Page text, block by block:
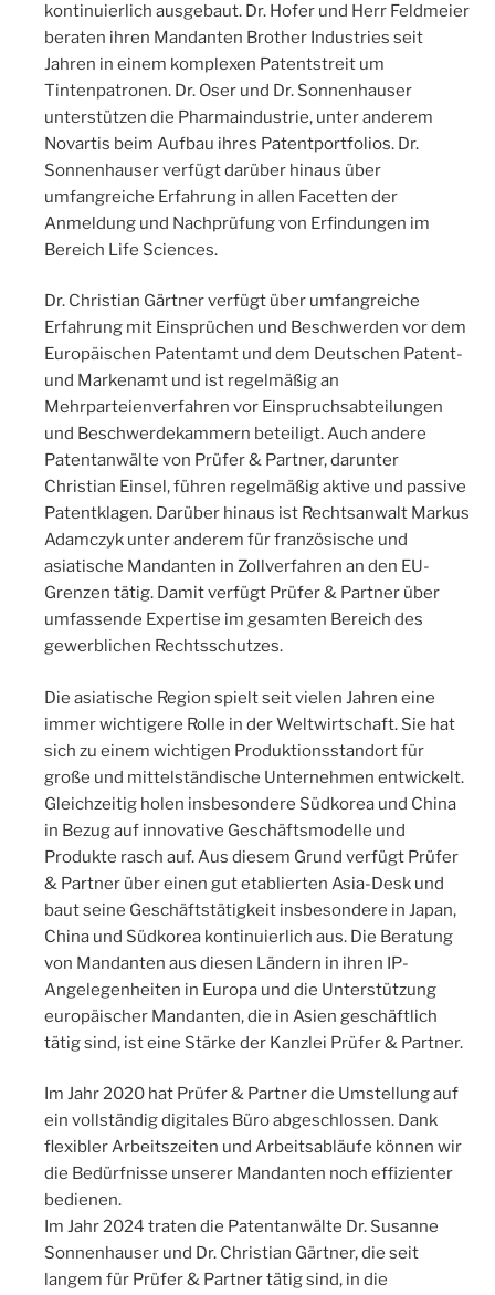
kontinuierlich ausgebaut. Dr. Hofer und Herr Feldmeier
beraten ihren Mandanten Brother Industries seit
Jahren in einem komplexen Patentstreit um
Tintenpatronen. Dr. Oser und Dr. Sonnenhauser
unterstützen die Pharmaindustrie, unter anderem
Novartis beim Aufbau ihres Patentportfolios. Dr.
Sonnenhauser verfügt darüber hinaus über
umfangreiche Erfahrung in allen Facetten der
Anmeldung und Nachprüfung von Erfindungen im
Bereich Life Sciences.
Dr. Christian Gärtner verfügt über umfangreiche
Erfahrung mit Einsprüchen und Beschwerden vor dem
Europäischen Patentamt und dem Deutschen Patent-
und Markenamt und ist regelmäßig an
Mehrparteienverfahren vor Einspruchsabteilungen
und Beschwerdekammern beteiligt. Auch andere
Patentanwälte von Prüfer & Partner, darunter
Christian Einsel, führen regelmäßig aktive und passive
Patentklagen. Darüber hinaus ist Rechtsanwalt Markus
Adamczyk unter anderem für französische und
asiatische Mandanten in Zollverfahren an den EU-
Grenzen tätig. Damit verfügt Prüfer & Partner über
umfassende Expertise im gesamten Bereich des
gewerblichen Rechtsschutzes.
Die asiatische Region spielt seit vielen Jahren eine
immer wichtigere Rolle in der Weltwirtschaft. Sie hat
sich zu einem wichtigen Produktionsstandort für
große und mittelständische Unternehmen entwickelt.
Gleichzeitig holen insbesondere Südkorea und China
in Bezug auf innovative Geschäftsmodelle und
Produkte rasch auf. Aus diesem Grund verfügt Prüfer
& Partner über einen gut etablierten Asia-Desk und
baut seine Geschäftstätigkeit insbesondere in Japan,
China und Südkorea kontinuierlich aus. Die Beratung
von Mandanten aus diesen Ländern in ihren IP-
Angelegenheiten in Europa und die Unterstützung
europäischer Mandanten, die in Asien geschäftlich
tätig sind, ist eine Stärke der Kanzlei Prüfer & Partner.
Im Jahr 2020 hat Prüfer & Partner die Umstellung auf
ein vollständig digitales Büro abgeschlossen. Dank
flexibler Arbeitszeiten und Arbeitsabläufe können wir
die Bedürfnisse unserer Mandanten noch effizienter
bedienen.
Im Jahr 2024 traten die Patentanwälte Dr. Susanne
Sonnenhauser und Dr. Christian Gärtner, die seit
langem für Prüfer & Partner tätig sind, in die